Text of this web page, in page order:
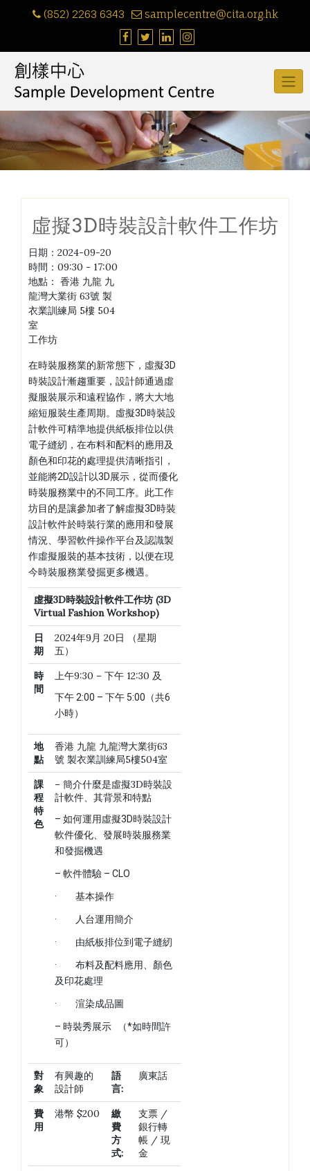
(852) 2263 6343 samplecentre@cita.org.hk
虛擬3D時裝設計軟件工作坊
日期： 2024-09-20
時間： 09:30 - 17:00
地點： 香港 九龍 九
龍灣大業街 63號 製
衣業訓練局 5樓 504
室
工作坊
在時裝服務業的新常態下，虛擬3D
時裝設計漸趨重要，設計師通過虛
擬服裝展示和遠程協作，將大大地
縮短服裝生產周期。虛擬3D時裝設
計軟件可精準地提供紙板排位以供
電子縫紉，在布料和配料的應用及
顏色和印花的處理提供清晰指引，
並能將2D設計以3D展示，從而優化
時裝服務業中的不同工序。此工作
坊目的是讓參加者了解虛擬3D時裝
設計軟件於時裝行業的應用和發展
情況、學習軟件操作平台及認識製
作虛擬服裝的基本技術，以便在現
今時裝服務業發掘更多機遇。
虛擬3D時裝設計軟件工作坊 (3D
Virtual Fashion Workshop)
日
期
2024年9月 20日 （星期
五）
時
間
上午9:30 – 下午 12:30 及
下午 2:00 – 下午 5:00（共6
小時）
地
點
香港 九龍 九龍灣大業街63
號 製衣業訓練局5樓504室
課
程
特
色
– 簡介什麼是虛擬3D時裝設
計軟件、其背景和特點
– 如何運用虛擬3D時裝設計
軟件優化、發展時裝服務業
和發掘機遇
– 軟件體驗 – CLO
· 基本操作
· 人台運用簡介
· 由紙板排位到電子縫紉
· 布料及配料應用、顏色
及印花處理
· 渲染成品圖
– 時裝秀展示 （*如時間許
可）
對
象
有興趣的
設計師
語
言:
廣東話
費
用
港幣 $200
繳
費
方
式:
支票 /
銀行轉
帳 / 現
金